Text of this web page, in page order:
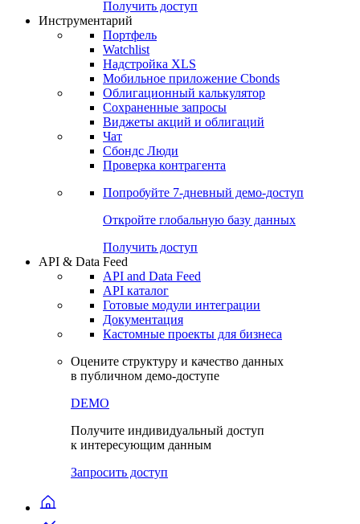
Получить доступ
Инструментарий
Портфель
Watchlist
Надстройка XLS
Мобильное приложение Cbonds
Облигационный калькулятор
Сохраненные запросы
Виджеты акций и облигаций
Чат
Сбондс Люди
Проверка контрагента
Попробуйте 7-дневный демо-доступ
Откройте глобальную базу данных
Получить доступ
API & Data Feed
API and Data Feed
API каталог
Готовые модули интеграции
Документация
Кастомные проекты для бизнеса
Оцените структуру и качество данных
в публичном демо-доступе
DEMO
Получите индивидуальный доступ
к интересующим данным
Запросить доступ